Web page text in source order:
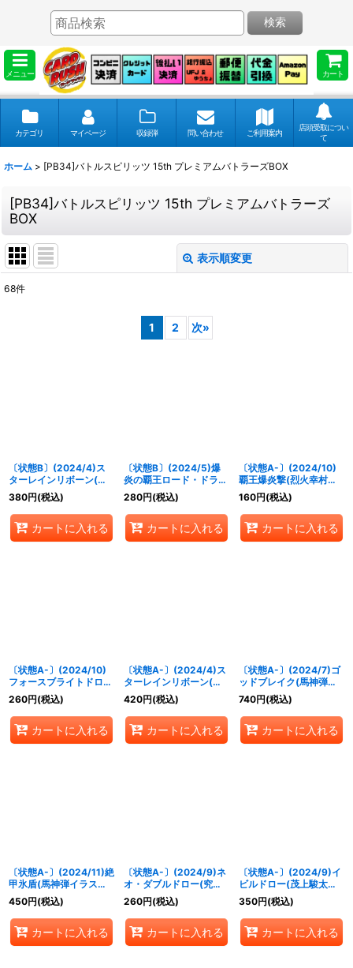
メニュー カート
検索
カテゴリ マイページ 収録弾 問い合わせ ご利用案内
店頭受取につい
て
ホーム > [PB34]バトルスピリッツ 15th プレミアムバトラーズBOX
[PB34]バトルスピリッツ 15th プレミアムバトラーズ
BOX
表示順変更
68件
1 2 次»
〔状態B〕(2024/4)ス
ターレインリボーン(馬
神弾イラスト)【C】
{BS41-085}《赤》
380円(税込)
カートに入れる
〔状態B〕(2024/5)爆
炎の覇王ロード・ドラゴ
ン・バゼル(赤枠/BSロ
ゴ)【X】{BS16-X01}
《赤》
280円(税込)
カートに入れる
〔状態A-〕(2024/10)
覇王爆炎撃(烈火幸村イ
ラスト)【C】{SD56-
RV008}《赤》
160円(税込)
カートに入れる
〔状態A-〕(2024/10)
フォースブライトドロー
(ツルギ・タテワキイラ
スト)【C】{SD55-013}
《赤》
260円(税込)
カートに入れる
〔状態A-〕(2024/4)ス
ターレインリボーン(馬
神弾イラスト)【C】
{BS41-085}《赤》
420円(税込)
カートに入れる
〔状態A-〕(2024/7)ゴ
ッドブレイク(馬神弾イ
ラスト)【X】{BS52-
X09}《多》
740円(税込)
カートに入れる
〔状態A-〕(2024/11)絶
甲氷盾(馬神弾イラスト)
【C】{SD56-RV009}
《白》
450円(税込)
カートに入れる
〔状態A-〕(2024/9)ネ
オ・ダブルドロー(究極
のゼロイラスト)【C】
{SD64-RV009}《赤》
260円(税込)
カートに入れる
〔状態A-〕(2024/9)イ
ビルドロー(茂上駿太イ
ラスト)【C】{SD65-
RV002}《赤》
350円(税込)
カートに入れる